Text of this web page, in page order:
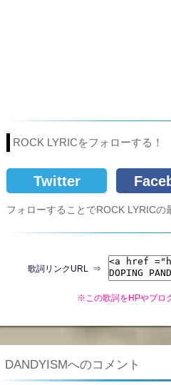
ROCK LYRICをフォローする！
Twitter
フォローすることでROCK LYRICの
歌詞リンクURL ⇒
※この歌詞をHPやブロ
DANDYISMへのコメント